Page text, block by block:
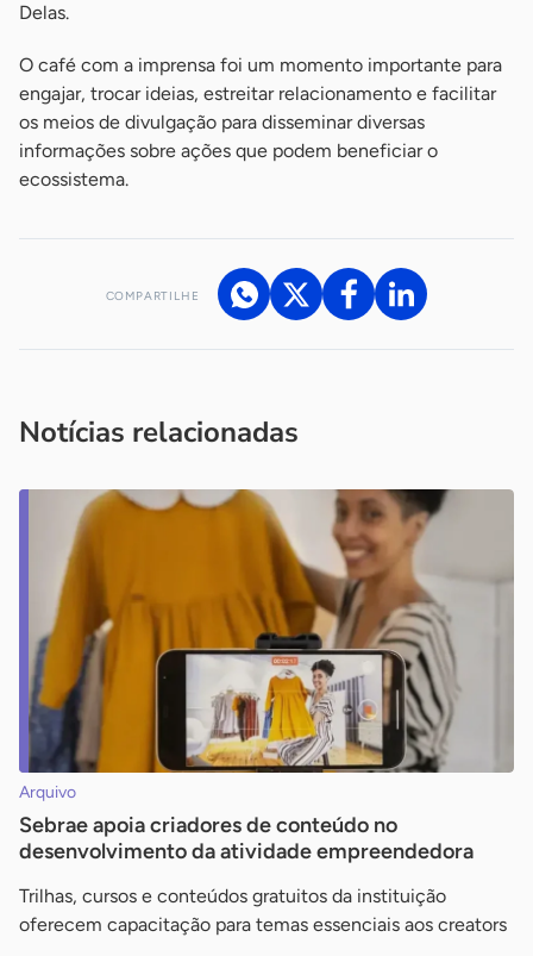
Delas.
O café com a imprensa foi um momento importante para
engajar, trocar ideias, estreitar relacionamento e facilitar
os meios de divulgação para disseminar diversas
informações sobre ações que podem beneficiar o
ecossistema.
COMPARTILHE
Notícias relacionadas
Arquivo
Sebrae apoia criadores de conteúdo no
desenvolvimento da atividade empreendedora
Trilhas, cursos e conteúdos gratuitos da instituição
oferecem capacitação para temas essenciais aos creators